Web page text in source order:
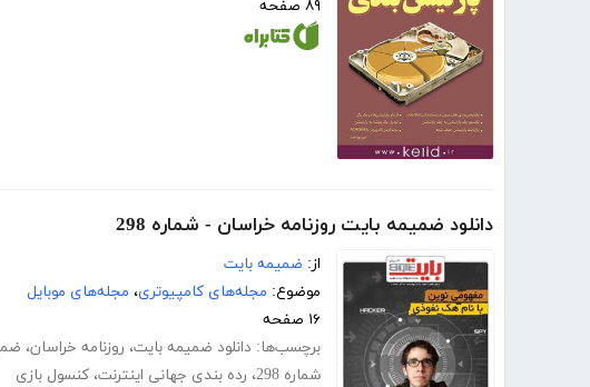
۸۹ صفحه
دانلود ضمیمه بایت روزنامه خراسان - شماره 298
از: ضمیمه بایت
موضوع: مجله‌های کامپیوتری، مجله‌های موبایل
۱۶ صفحه
برچسب‌ها: دانلود ضمیمه بایت، روزنامه خراسان،
شماره 298
، رده بندی جهانی اینترنت، کنسول بازی